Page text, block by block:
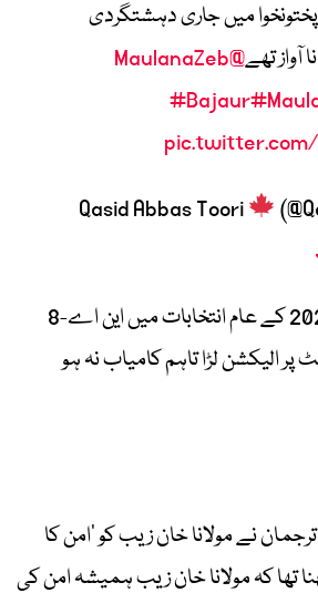
میں جاری دہشتگردی
آواز تھے@MaulanaZeb
#Bajaur
pic.twitter.com/
مولانا خان زیب نے 2024 کے عام انتخابات میں این اے-8
الیکشن لڑا تاہم کامیاب نہ ہو
نے مولانا خان زیب کو ‘امن کا
تھا کہ مولانا خان زیب ہمیشہ امن کی